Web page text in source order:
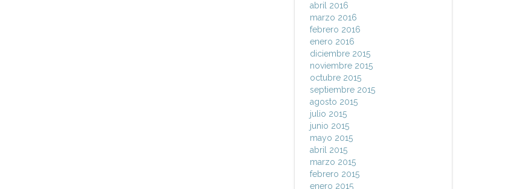
abril 2016
marzo 2016
febrero 2016
enero 2016
diciembre 2015
noviembre 2015
octubre 2015
septiembre 2015
agosto 2015
julio 2015
junio 2015
mayo 2015
abril 2015
marzo 2015
febrero 2015
enero 2015